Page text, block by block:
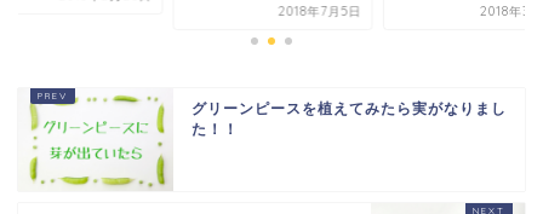
2018年3月27日
グリーンピースを植えてみたら実がなりまし
た！！